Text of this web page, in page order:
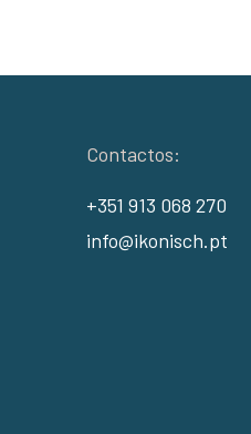
Contactos:
+351 913 068 270
info@ikonisch.pt